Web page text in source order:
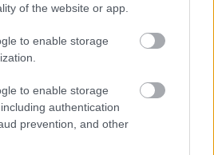
of the website or app.
to enable storage
to enable storage
authentication
prevention, and other